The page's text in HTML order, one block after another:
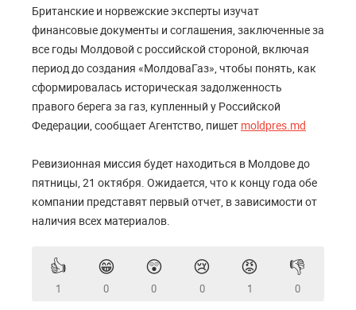
Британские и норвежские эксперты изучат
финансовые документы и соглашения, заключенные за
все годы Молдовой с российской стороной, включая
период до создания «МолдоваГаз», чтобы понять, как
сформировалась историческая задолженность
правого берега за газ, купленный у Российской
Федерации, сообщает Агентство, пишет moldpres.md
Ревизионная миссия будет находиться в Молдове до
пятницы, 21 октября. Ожидается, что к концу года обе
компании представят первый отчет, в зависимости от
наличия всех материалов.
👍
1
😁
0
😲
0
😢
0
😡
1
👎
0